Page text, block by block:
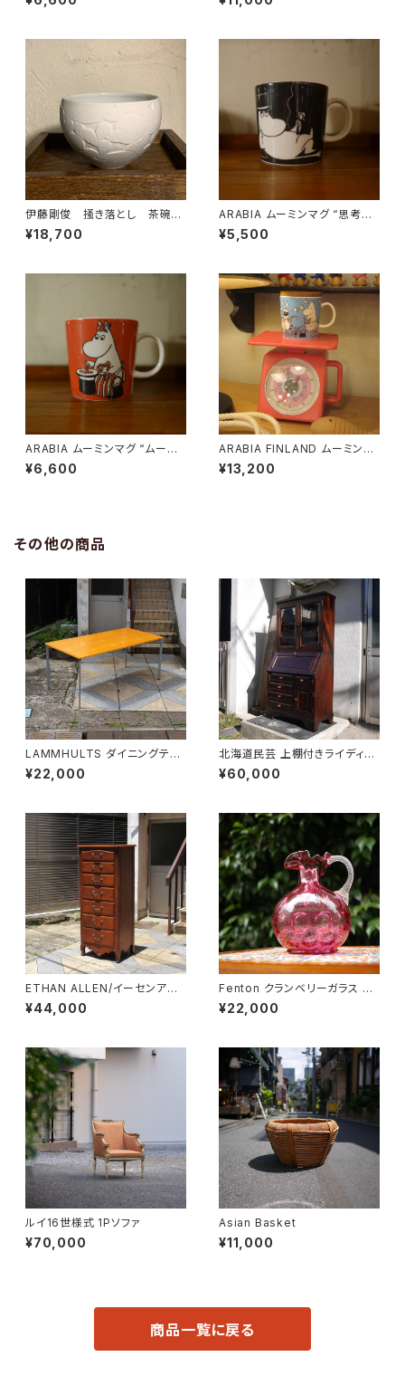
伊藤剛俊 掻き落とし 茶碗
白
¥18,700
ARABIA ムーミンマグ “思考中
のムーミンパパ”
¥5,500
ARABIA ムーミンマグ “ムーミ
ンママとベリー”
¥6,600
ARABIA FINLAND ムーミン廃
盤マグ
¥13,200
その他の商品
LAMMHULTS ダイニングテー
ブル
¥22,000
北海道民芸 上棚付きライディン
グビューロー
¥60,000
ETHAN ALLEN/イーセンアー
レン 7段トールチェスト
¥44,000
Fenton クランベリーガラス ピ
ッチャー
¥22,000
ルイ16世様式 1Pソファ
¥70,000
Asian Basket
¥11,000
商品一覧に戻る